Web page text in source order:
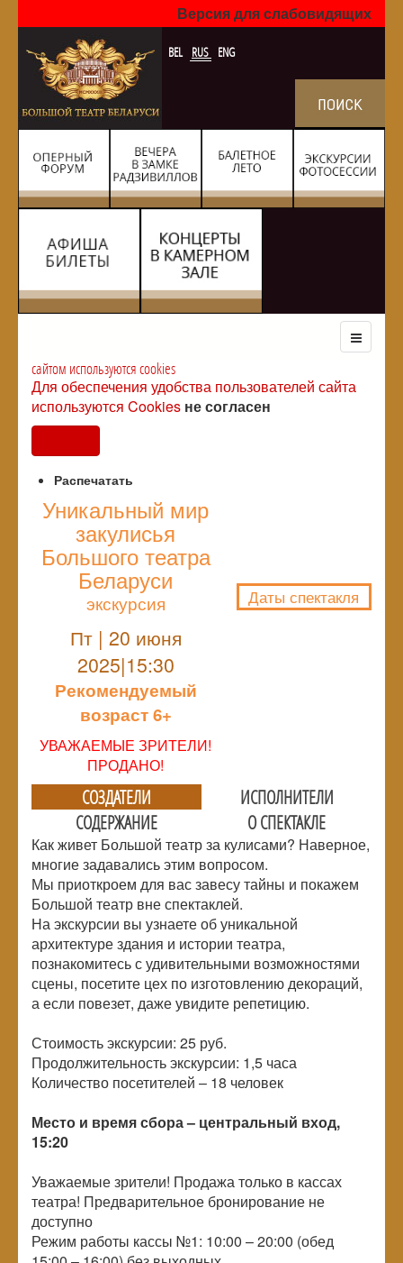
Версия для слабовидящих
BEL RUS ENG
сайтом используются cookies
Для обеспечения удобства пользователей сайта
используются Cookies не согласен
Распечатать
Уникальный мир
закулисья
Большого театра
Беларуси
экскурсия
Пт | 20 июня
2025|15:30
Рекомендуемый
возраст 6+
УВАЖАЕМЫЕ ЗРИТЕЛИ!
ПРОДАНО!
Даты спектакля
СОЗДАТЕЛИ
ИСПОЛНИТЕЛИ
СОДЕРЖАНИЕ
О СПЕКТАКЛЕ
Как живет Большой театр за кулисами? Наверное,
многие задавались этим вопросом.
Мы приоткроем для вас завесу тайны и покажем
Большой театр вне спектаклей.
На экскурсии вы узнаете об уникальной
архитектуре здания и истории театра,
познакомитесь с удивительными возможностями
сцены, посетите цех по изготовлению декораций,
а если повезет, даже увидите репетицию.
Стоимость экскурсии: 25 руб.
Продолжительность экскурсии: 1,5 часа
Количество посетителей – 18 человек
Место и время сбора – центральный вход,
15:20
Уважаемые зрители! Продажа только в кассах
театра! Предварительное бронирование не
доступно
Режим работы кассы №1: 10:00 – 20:00 (обед